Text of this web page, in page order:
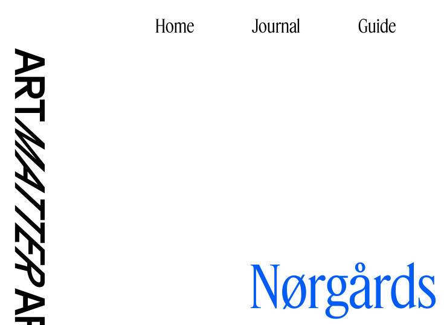
Home Journal Guide